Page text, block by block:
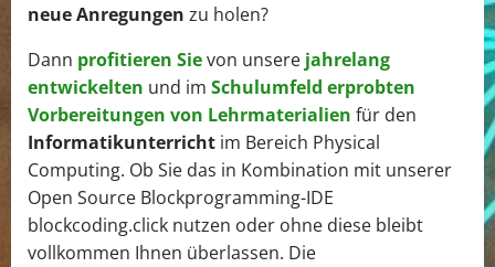
neue Anregungen zu holen?
Dann profitieren Sievon unsere jahrelang
entwickelten und im Schulumfeld erprobten
Vorbereitungen von Lehrmaterialien für den
Informatikunterricht im Bereich Physical
Computing. Ob Sie das in Kombination mit unserer
Open Source Blockprogramming-IDE
blockcoding.click nutzen oder ohne diese bleibt
vollkommen Ihnen überlassen. Die